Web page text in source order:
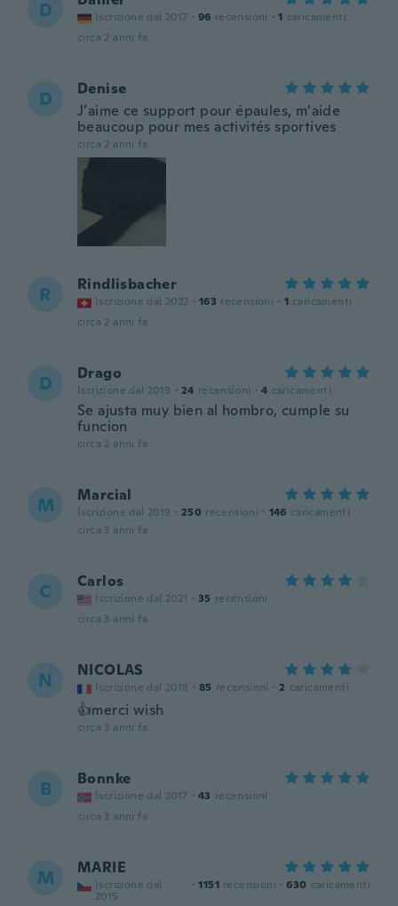
D Iscrizione dal 2017 · 96 recensioni · 1 caricamenti
circa 2 anni fa
D
Denise
J’aime ce support pour épaules, m’aide
beaucoup pour mes activités sportives
circa 2 anni fa
R Rindlisbacher
Iscrizione dal 2022 · 163 recensioni · 1 caricamenti
circa 2 anni fa
D Drago
Iscrizione dal 2019 · 24 recensioni · 4 caricamenti
Se ajusta muy bien al hombro, cumple su
funcion
circa 2 anni fa
M Marcial
Iscrizione dal 2019 · 250 recensioni · 146 caricamenti
circa 3 anni fa
C Carlos
Iscrizione dal 2021 · 35 recensioni
circa 3 anni fa
N NICOLAS
Iscrizione dal 2018 · 85 recensioni · 2 caricamenti
👍merci wish
circa 3 anni fa
B Bonnke
Iscrizione dal 2017 · 43 recensioni
circa 3 anni fa
M MARIE
Iscrizione dal
2015
· 1151 recensioni · 630 caricamenti